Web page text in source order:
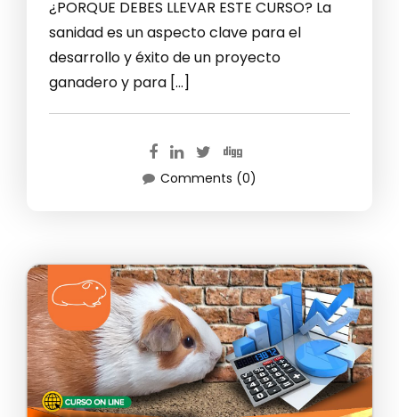
¿PORQUE DEBES LLEVAR ESTE CURSO? La
sanidad es un aspecto clave para el
desarrollo y éxito de un proyecto
ganadero y para […]
Comments (0)